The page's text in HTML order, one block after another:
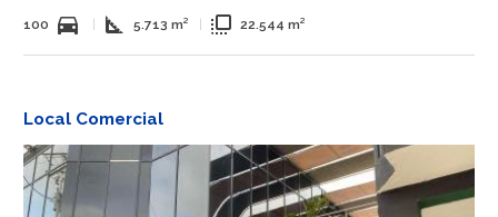
100 directions_car square_foot 5.713 m² flip_to_front 22.544 m²
Local Comercial